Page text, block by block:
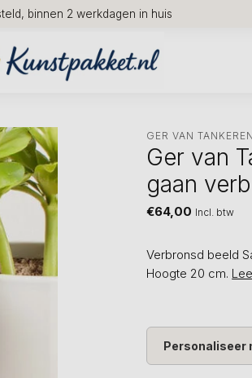
binnen 2 werkdagen in huis
GER VAN
Ger van
gaan
€64,00 Incl. btw
Verbronsd beeld
Hoogte 20 cm.
Personaliseer